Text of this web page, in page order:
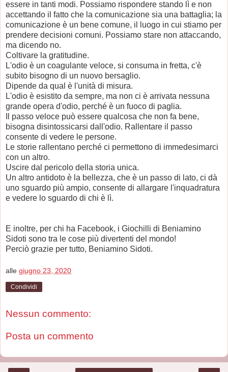
essere in tanti modi. Possiamo rispondere stando lì e non
accettando il fatto che la comunicazione sia una battaglia; la
comunicazione è un bene comune, il luogo in cui stiamo per
prendere decisioni comuni. Possiamo stare non attaccando,
ma dicendo no.
Coltivare la gratitudine.
L'odio è un coagulante veloce, si consuma in fretta, c'è
subito bisogno di un nuovo bersaglio.
Dipende da qual è l'unità di misura.
L'odio è esistito da sempre, ma non ci è arrivata nessuna
grande opera d'odio, perché è un fuoco di paglia.
Il passo veloce può essere qualcosa che non fa bene,
bisogna disintossicarsi dall'odio. Rallentare il passo
consente di vedere le persone.
Le storie rallentano perché ci permettono di immedesimarci
con un altro.
Uscire dal pericolo della storia unica.
Un altro antidoto è la bellezza, che è un passo di lato, ci dà
uno sguardo più ampio, consente di allargare l'inquadratura
e vedere lo sguardo di chi è lì.
E inoltre, per chi ha Facebook, i Giochilli di Beniamino
Sidoti sono tra le cose più divertenti del mondo!
Perciò grazie per tutto, Beniamino Sidoti.
alle giugno 23, 2020
Condividi
Nessun commento:
Posta un commento